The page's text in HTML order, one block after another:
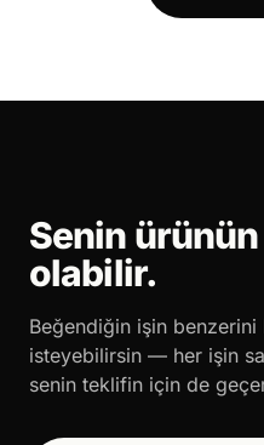
Senin ürünün
olabilir.
Beğendiğin işin
isteyebilirsin — her işin
senin teklifin için de